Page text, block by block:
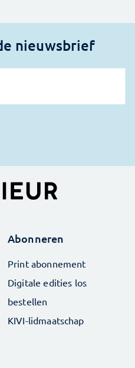
nieuwsbrief
Abonneren
Print abonnement
Digitale edities los
bestellen
KIVI-lidmaatschap